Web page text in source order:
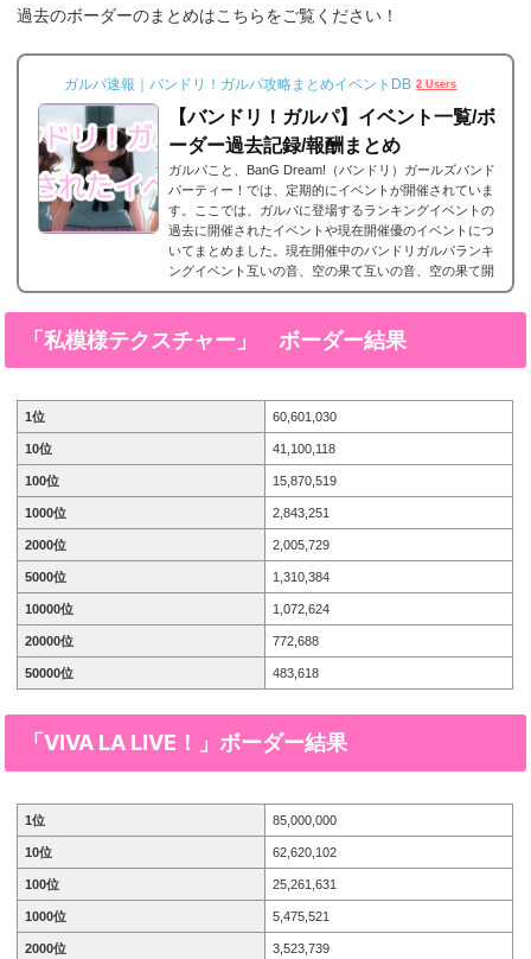
過去のボーダーのまとめはこちらをご覧ください！
ガルパ速報｜バンドリ！ガルパ攻略まとめイベントDB 2 Users
【バンドリ！ガルパ】イベント一覧/ボ
ーダー過去記録/報酬まとめ
ガルパこと、BanG Dream!（バンドリ）ガールズバンド
パーティー！では、定期的にイベントが開催されていま
す。ここでは、ガルパに登場するランキングイベントの
過去に開催されたイベントや現在開催優のイベントにつ
いてまとめました。現在開催中のバンドリガルパランキ
ングイベント互いの音、空の果て互いの音、空の果て開
催期間2023年10月31日15時 ～ 11月7日20時59分攻略情
報 イベント情報まとめ報酬キャラ羽沢つぐみ 星3［2人
の想い］上原ひまり 星2［不安に揺れる瞳］過去のバン
ドリガルパランキングイベント一覧エフォート・イン...
「私模様テクスチャー」ボーダー結果
1位 60,601,030
10位 41,100,118
100位 15,870,519
1000位 2,843,251
2000位 2,005,729
5000位 1,310,384
10000位 1,072,624
20000位 772,688
50000位 483,618
「VIVA LA LIVE！」ボーダー結果
1位 85,000,000
10位 62,620,102
100位 25,261,631
1000位 5,475,521
2000位 3,523,739